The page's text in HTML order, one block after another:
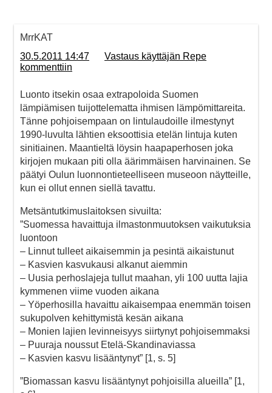
MrrKAT
30.5.2011 14:47
Vastaus käyttäjän Repe
kommenttiin
Luonto itsekin osaa extrapoloida Suomen
lämpiämisen tuijottelematta ihmisen lämpömittareita.
Tänne pohjoisempaan on lintulaudoille ilmestynyt
1990-luvulta lähtien eksoottisia etelän lintuja kuten
sinitiainen. Maantieltä löysin haapaperhosen joka
kirjojen mukaan piti olla äärimmäisen harvinainen. Se
päätyi Oulun luonnontieteelliseen museoon näytteille,
kun ei ollut ennen siellä tavattu.
Metsäntutkimuslaitoksen sivuilta:
”Suomessa havaittuja ilmastonmuutoksen vaikutuksia
luontoon
– Linnut tulleet aikaisemmin ja pesintä aikaistunut
– Kasvien kasvukausi alkanut aiemmin
– Uusia perhoslajeja tullut maahan, yli 100 uutta lajia
kymmenen viime vuoden aikana
– Yöperhosilla havaittu aikaisempaa enemmän toisen
sukupolven kehittymistä kesän aikana
– Monien lajien levinneisyys siirtynyt pohjoisemmaksi
– Puuraja noussut Etelä-Skandinaviassa
– Kasvien kasvu lisääntynyt” [1, s. 5]
”Biomassan kasvu lisääntynyt pohjoisilla alueilla” [1,